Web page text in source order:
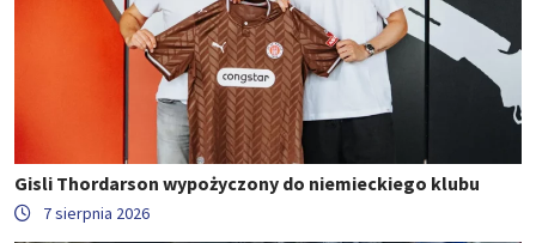
Gisli Thordarson wypożyczony do niemieckiego klubu
7 sierpnia 2026